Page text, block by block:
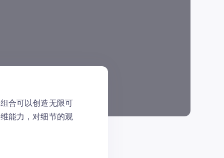
合可以创造无限可
能力，对细节的观